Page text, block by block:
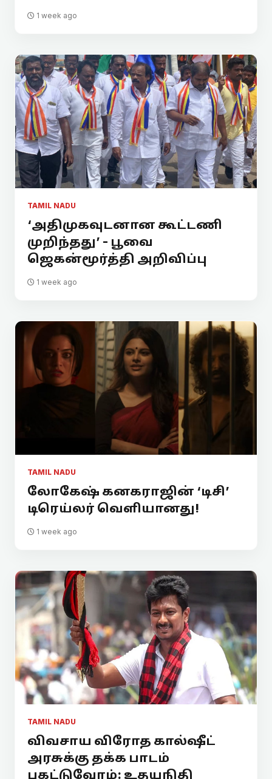
1 week ago
TAMIL NADU
‘அதிமுகவுடனான கூட்டணி
முறிந்தது’ - பூவை
ஜெகன்மூர்த்தி அறிவிப்பு
1 week ago
TAMIL NADU
லோகேஷ் கனகராஜின் ‘டிசி’
டிரெய்லர் வெளியானது!
1 week ago
TAMIL NADU
விவசாய விரோத கால்ஷீட்
அரசுக்கு தக்க பாடம்
புகட்டுவோம்: உதயநிதி